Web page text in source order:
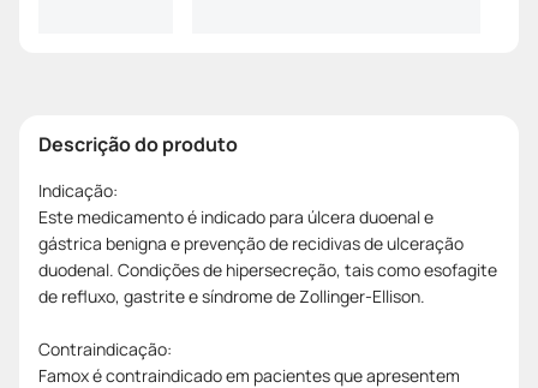
Descrição do produto
Indicação:
Este medicamento é indicado para úlcera duoenal e
gástrica benigna e prevenção de recidivas de ulceração
duodenal. Condições de hipersecreção, tais como esofagite
de refluxo, gastrite e síndrome de Zollinger-Ellison.
Contraindicação:
Famox é contraindicado em pacientes que apresentem